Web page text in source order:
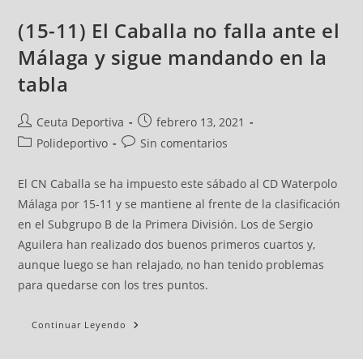
(15-11) El Caballa no falla ante el
Málaga y sigue mandando en la
tabla
Ceuta Deportiva
febrero 13, 2021
Polideportivo
Sin comentarios
El CN Caballa se ha impuesto este sábado al CD Waterpolo
Málaga por 15-11 y se mantiene al frente de la clasificación
en el Subgrupo B de la Primera División. Los de Sergio
Aguilera han realizado dos buenos primeros cuartos y,
aunque luego se han relajado, no han tenido problemas
para quedarse con los tres puntos.
Continuar Leyendo